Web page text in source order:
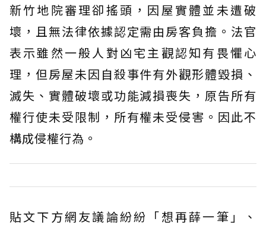
新竹地院審理卻搖頭，因屋實體並未遭破
壞，且無法律依據認定需由房客負擔。法官
表示雖然一般人對凶宅主觀認知有畏懼心
理，但房屋未因自殺事件有外觀形體毀損、
滅失、實體破壞或功能減損喪失，原告所有
權行使未受限制，所有權未受侵害。因此不
構成侵權行為。
貼文下方網友議論紛紛「想再薛一筆」、